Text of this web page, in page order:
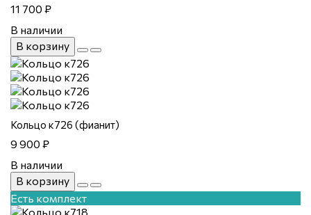
11 700 ₽
В наличии
В корзину
Кольцо к726 (фианит)
9 900 ₽
В наличии
В корзину
Есть комплект